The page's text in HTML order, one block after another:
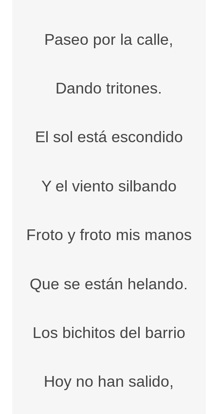
Paseo por la calle,
Dando tritones.
El sol está escondido
Y el viento silbando
Froto y froto mis manos
Que se están helando.
Los bichitos del barrio
Hoy no han salido,